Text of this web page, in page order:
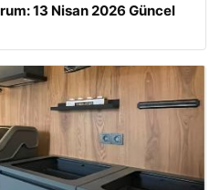
13 Nisan 2026 Güncel